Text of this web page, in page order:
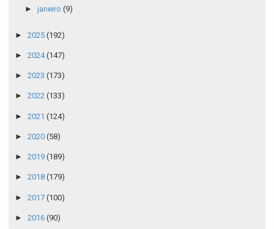
► janeiro (9)
► 2025 (192)
► 2024(147)
► 2023 (173)
► 2022 (133)
► 2021 (124)
► 2020 (58)
► 2019 (189)
► 2018 (179)
► 2017 (100)
► 2016 (90)